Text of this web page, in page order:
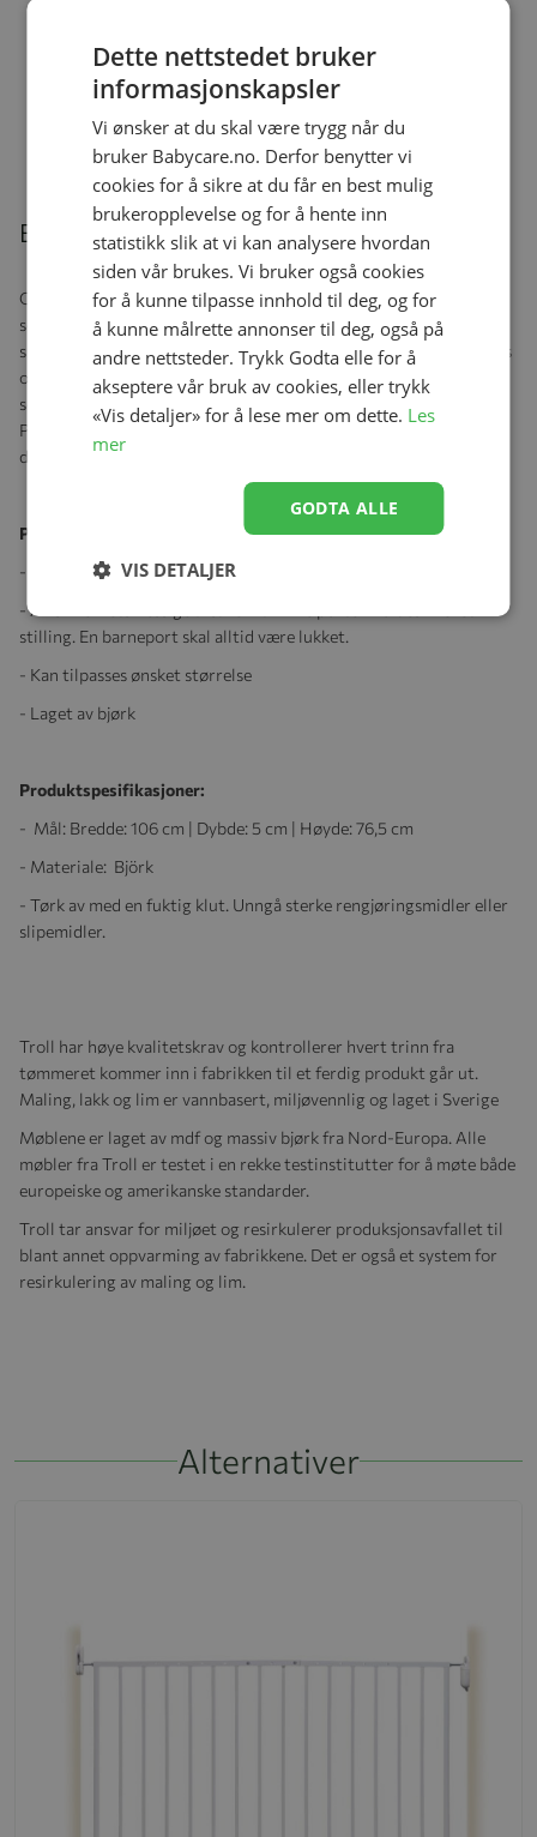
Ullongs, Helledussen, Navy
kr 279,00kr 167,40
Beskrivelse
Gjør hjemmet ditt barnesikkert med Troll Sikkerhetsgrinden. Den
solide porten med flate ribber kan både slås opp og vendes til
siden. Sikkerhetsporten er 100 cm bred, men sammen med portlås
og hengsler blir bredden ca 106 cm. Er åpningen smalere kan du
selv justere størrelsen ved å skjære til ønsket størrelse med sag.
Porten kalles også trappeport og passer perfekt i både trapper og
døråpninger. Monteringsbraketter inkludert.
Produktegenskaper:
- Folde- og svingport
- Av sikkerhetsmessige årsaker kan ikke porten holdes i hevet
stilling. En barneport skal alltid være lukket.
- Kan tilpasses ønsket størrelse
- Laget av bjørk
Produktspesifikasjoner:
- Mål: Bredde: 106 cm | Dybde: 5 cm | Høyde: 76,5 cm
- Materiale: Björk
- Tørk av med en fuktig klut. Unngå sterke rengjøringsmidler eller
slipemidler.
Troll har høye kvalitetskrav og kontrollerer hvert trinn fra
tømmeret kommer inn i fabrikken til et ferdig produkt går ut.
Maling, lakk og lim er vannbasert, miljøvennlig og laget i Sverige
Møblene er laget av mdf og massiv bjørk fra Nord-Europa. Alle
møbler fra Troll er testet i en rekke testinstitutter for å møte både
europeiske og amerikanske standarder.
Troll tar ansvar for miljøet og resirkulerer produksjonsavfallet til
blant annet oppvarming av fabrikkene. Det er også et system for
resirkulering av maling og lim.
Alternativer
Dette nettstedet bruker
informasjonskapsler
Vi ønsker at du skal være trygg når du
bruker Babycare.no. Derfor benytter vi
cookies for å sikre at du får en best mulig
brukeropplevelse og for å hente inn
statistikk slik at vi kan analysere hvordan
siden vår brukes. Vi bruker også cookies
for å kunne tilpasse innhold til deg, og for
å kunne målrette annonser til deg, også på
andre nettsteder. Trykk Godta elle for å
akseptere vår bruk av cookies, eller trykk
«Vis detaljer» for å lese mer om dette. Les
mer
GODTA ALLE
VIS DETALJER